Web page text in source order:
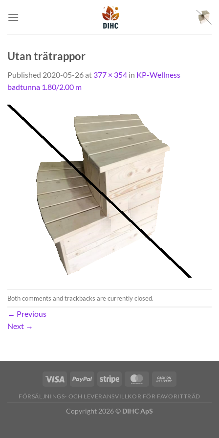
Utan trätrappor
Published 2020-05-26at 377 × 354 in KP-Wellness
badtunna 1.80/2.00 m
Both comments and trackbacks are currently closed.
← Previous
Next →
FÖRSÄLJNINGS- OCH LEVERANSVILLKOR FÖR FAVORITTRÄD
Copyright 2026 © DIHC ApS